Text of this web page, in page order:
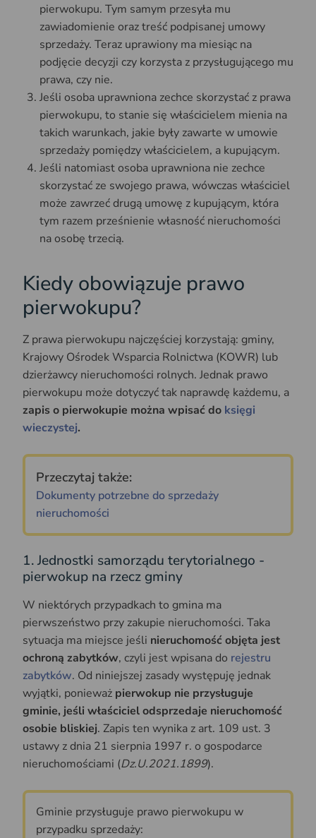
pierwokupu. Tym samym przesyła mu
zawiadomienie oraz treść podpisanej umowy
sprzedaży. Teraz uprawiony ma miesiąc na
podjęcie decyzji czy korzysta z przysługującego mu
prawa, czy nie.
Jeśli osoba uprawniona zechce skorzystać z prawa
pierwokupu, to stanie się właścicielem mienia na
takich warunkach, jakie były zawarte w umowie
sprzedaży pomiędzy właścicielem, a kupującym.
Jeśli natomiast osoba uprawniona nie zechce
skorzystać ze swojego prawa, wówczas właściciel
może zawrzeć drugą umowę z kupującym, która
tym razem prześnienie własność nieruchomości
na osobę trzecią.
Kiedy obowiązuje prawo
pierwokupu?
Z prawa pierwokupu najczęściej korzystają: gminy,
Krajowy Ośrodek Wsparcia Rolnictwa (KOWR) lub
dzierżawcy nieruchomości rolnych. Jednak prawo
pierwokupu może dotyczyć tak naprawdę każdemu, a
zapis o pierwokupie można wpisać do księgi
wieczystej.
Przeczytaj także:
Dokumenty potrzebne do sprzedaży
nieruchomości
1. Jednostki samorządu terytorialnego -
pierwokup na rzecz gminy
W niektórych przypadkach to gmina ma
pierwszeństwo przy zakupie nieruchomości. Taka
sytuacja ma miejsce jeśli nieruchomość objęta jest
ochroną zabytków, czyli jest wpisana do rejestru
zabytków. Od niniejszej zasady występuję jednak
wyjątki, ponieważ pierwokup nie przysługuje
gminie, jeśli właściciel odsprzedaje nieruchomość
osobie bliskiej. Zapis ten wynika z art. 109 ust. 3
ustawy z dnia 21 sierpnia 1997 r. o gospodarce
nieruchomościami (Dz.U.2021.1899).
Gminie przysługuje prawo pierwokupu w
przypadku sprzedaży: